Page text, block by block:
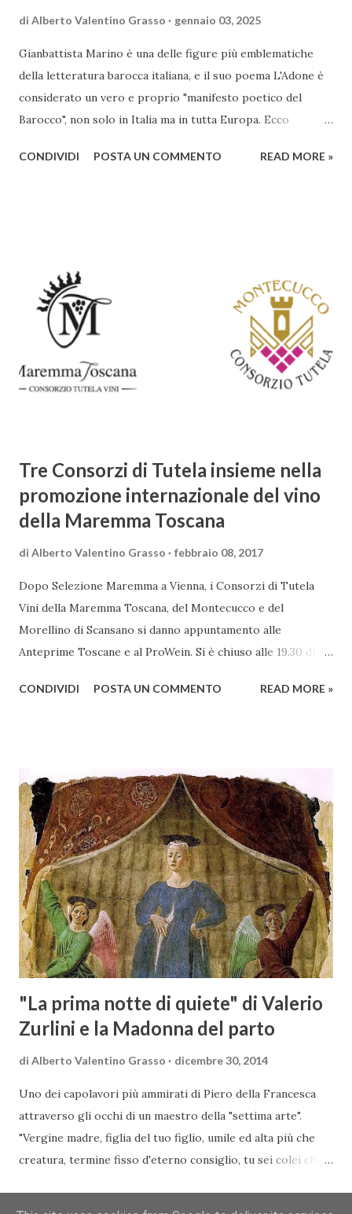
di Alberto Valentino Grasso gennaio 03, 2025
Gianbattista Marino è una delle figure più emblematiche
della letteratura barocca italiana, e il suo poema L'Adone è
considerato un vero e proprio "manifesto poetico del
Barocco", non solo in Italia ma in tutta Europa. Ecco
rendono un'opera fondamentale per il periodo. Marino fu
abbracciando invece i principi del Barocco: l'arte come
meraviglia, l'ostentazione della tecnica e la ricerca del
sorprendente. Marino visse in un'epoca di grandi
cambiamenti culturali e sociali, e la sua opera riflette questa
complessità. L'Adone è un poema epico-mitologico in 20
canti, composto da oltre 40.000 versi. Narra la storia
CONDIVIDI POSTA UN COMMENTO READ MORE »
Tre Consorzi di Tutela insieme nella
promozione internazionale del vino
della Maremma Toscana
di Alberto Valentino Grasso febbraio 08, 2017
Dopo Selezione Maremma a Vienna, i Consorzi di Tutela
Vini della Maremma Toscana, del Montecucco e del
Morellino di Scansano si danno appuntamento alle
Anteprime Toscane e al ProWein. Si è chiuso alle 19.30 di
presso l’Hotel Regina di Vienna dalla società Wein & Kultur,
territorio maremmano: Consorzio Tutela Vini della
Maremma Toscana, del Montecucco e del Morellino di
Scansano. Scopo dell’iniziativa è stato quello di promuovere
le eccellenze vitivinicole della regione in Austria, un
mercato dove il potenziale di crescita è ancora molto alto,
assistendo i produttori nella creazione di contatti
commerciali con gli operatori locali. Gli organizzatori
dell’evento, Christian Bauer, austriaco ed esperto di vini e
conoscitore dei mercati di lingua tedes...
CONDIVIDI POSTA UN COMMENTO READ MORE »
"La prima notte di quiete" di Valerio
Zurlini e la Madonna del parto
di Alberto Valentino Grasso dicembre 30, 2014
Uno dei capolavori più ammirati di Piero della Francesca
attraverso gli occhi di un maestro della "settima arte".
"Vergine madre, figlia del tuo figlio, umile ed alta più che
creatura, termine fisso d'eterno consiglio, tu sei colei che
CONDIVIDI POSTA UN COMMENTO READ MORE »